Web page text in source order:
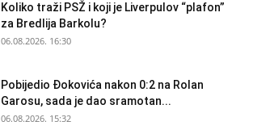
Koliko traži PSŽ i koji je Liverpulov “plafon”
za Bredlija Barkolu?
06.08.2026. 16:30
Pobijedio Đokovića nakon 0:2 na Rolan
Garosu, sada je dao sramotan...
06.08.2026. 15:32